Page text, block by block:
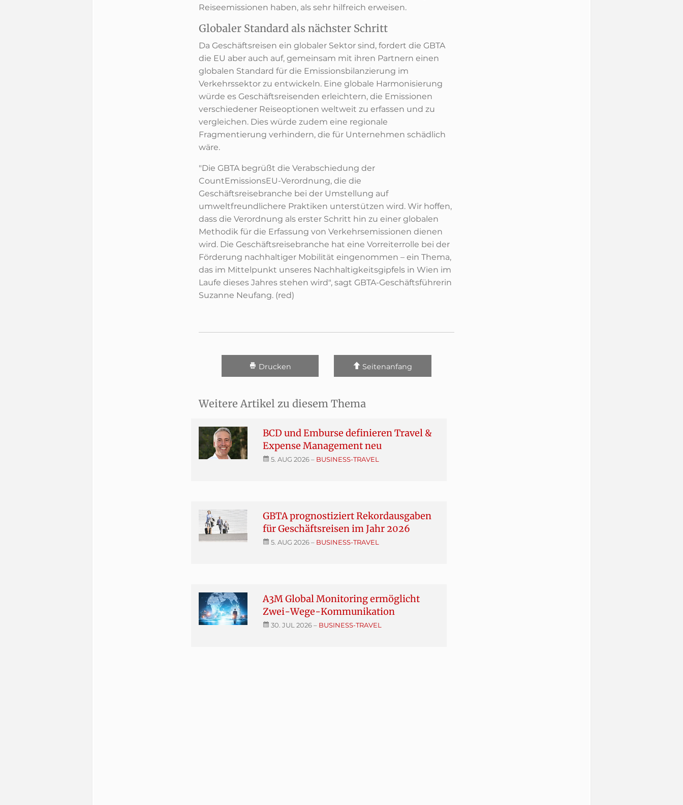
Reiseemissionen haben, als sehr hilfreich erweisen.
Globaler Standard als nächster Schritt
Da Geschäftsreisen ein globaler Sektor sind, fordert die GBTA
die EU aber auch auf, gemeinsam mit ihren Partnern einen
globalen Standard für die Emissionsbilanzierung im
Verkehrssektor zu entwickeln. Eine globale Harmonisierung
würde es Geschäftsreisenden erleichtern, die Emissionen
verschiedener Reiseoptionen weltweit zu erfassen und zu
vergleichen. Dies würde zudem eine regionale
Fragmentierung verhindern, die für Unternehmen schädlich
wäre.
"Die GBTA begrüßt die Verabschiedung der
CountEmissionsEU-Verordnung, die die
Geschäftsreisebranche bei der Umstellung auf
umweltfreundlichere Praktiken unterstützen wird. Wir hoffen,
dass die Verordnung als erster Schritt hin zu einer globalen
Methodik für die Erfassung von Verkehrsemissionen dienen
wird. Die Geschäftsreisebranche hat eine Vorreiterrolle bei der
Förderung nachhaltiger Mobilität eingenommen – ein Thema,
das im Mittelpunkt unseres Nachhaltigkeitsgipfels in Wien im
Laufe dieses Jahres stehen wird", sagt GBTA-Geschäftsführerin
Suzanne Neufang. (red)
Drucken Seitenanfang
Weitere Artikel zu diesem Thema
BCD und Emburse definieren Travel &
Expense Management neu
5. AUG 2026– BUSINESS-TRAVEL
GBTA prognostiziert Rekordausgaben
für Geschäftsreisen im Jahr 2026
5. AUG 2026– BUSINESS-TRAVEL
A3M Global Monitoring ermöglicht
Zwei-Wege-Kommunikation
30. JUL 2026– BUSINESS-TRAVEL